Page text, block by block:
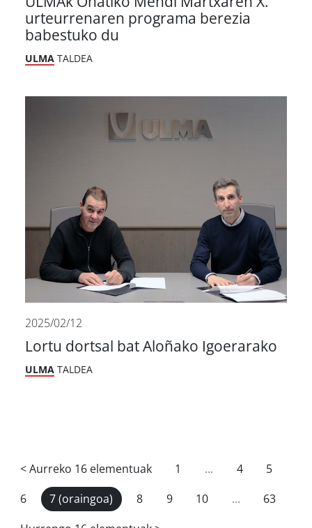
urteurrenaren programa berezia
babestuko du
ULMA TALDEA
2025/02/12
Lortu dortsal bat Aloñako Igoerarako
ULMA TALDEA
< Aurreko 16 elementuak 1 ... 4 5
6 7 (oraingoa) 8 9 10 ... 63